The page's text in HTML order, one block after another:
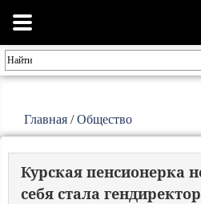
Главная /Общество
Курская пенсионерка
себя стала